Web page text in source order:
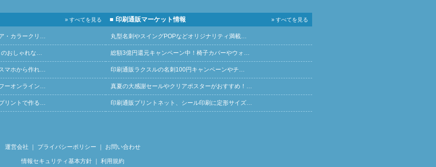
» すべてを見る
・カラークリ…
のおしゃれな…
マホから作れ…
ーオンライン…
リントで作る…
■ 印刷通販マーケット情報 » すべてを見る
丸型名刺やスイングPOPなどオリジナリティ満載…
総額3億円還元キャンペーン中！椅子カバーやウォ…
印刷通販ラクスルの名刺100円キャンペーンやチ…
真夏の大感謝セールやクリアポスターがおすすめ！…
印刷通販プリントネット、シール印刷に定形サイズ…
運営会社 ｜ プライバシーポリシー ｜ お問い合わせ
情報セキュリティ基本方針｜ 利用規約